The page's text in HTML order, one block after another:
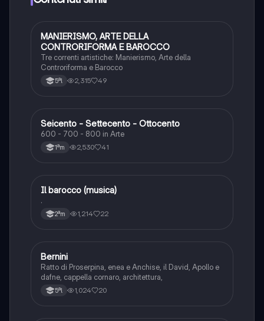
alcun limite!!
Storia dell'arte
MANIERISMO, ARTE DELLA
CONTRORIFORMA E BAROCCO
Tre correnti artistiche: Manierismo, Arte della
Controriforma e Barocco
5ªl 2,315 49
Storia dell'arte
Seicento - Settecento - Ottocento
600 - 700 - 800 in Arte
1ªm 2,530 41
Musica
Il barocco (musica)
.
2ªm 1,214 22
Storia dell'arte
Bernini
Ratto di Proserpina, enea e Anchise, il David, Apollo e
dafne, cappella cornaro, architettura,
5ªl 1,024 20